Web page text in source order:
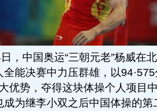
中国奥运“三朝元老”杨威在
全能决赛中力压群雄，以
优势，夺得这块体操个人项目
成为继李小双之后中国体操的第